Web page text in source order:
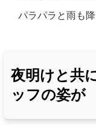
パラパラと雨も降
夜明けと共
ッフの姿が